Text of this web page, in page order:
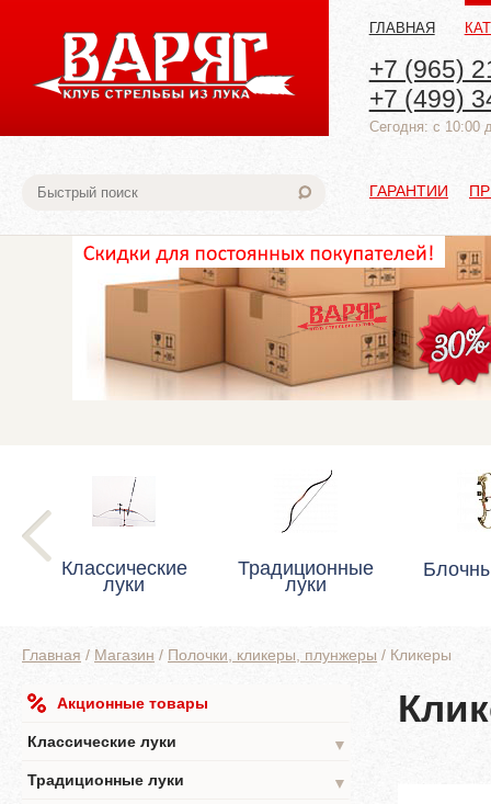
ГЛАВНАЯ
+7 (965)
+7 (499)
Cегодня: с 10:00
ГАРАНТИИ
Классические
луки
Традиционные
луки
Главная / Магазин / Полочки, кликеры, плунжеры / Кликеры
Акционные товары
Классические луки
▼
Традиционные луки
▼